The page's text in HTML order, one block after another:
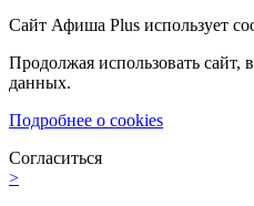
Сайт Афиша Plus использует
Продолжая использовать сайт,
данных.
Подробнее о cookies
Согласиться
>